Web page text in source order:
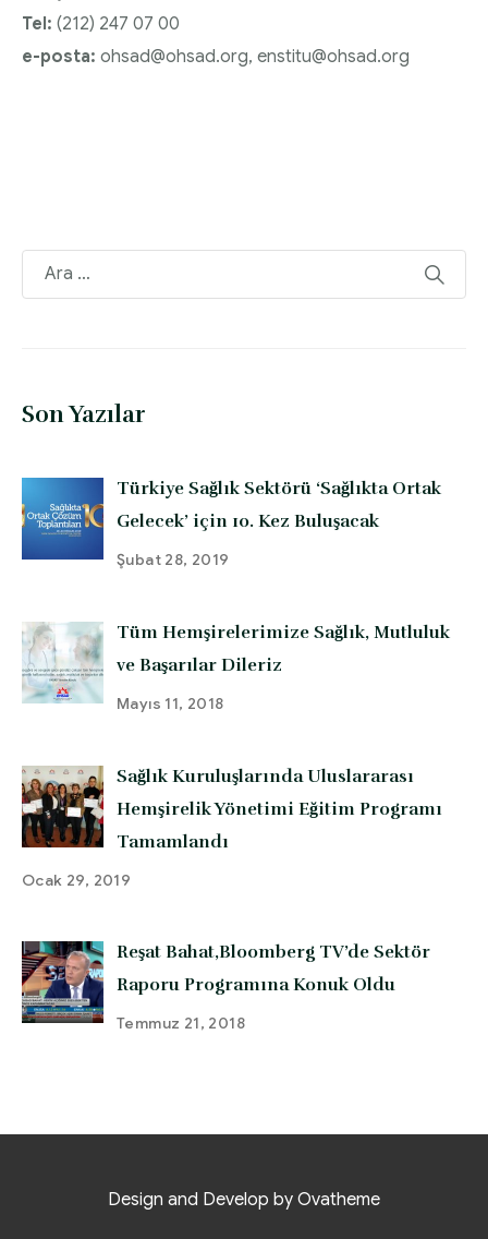
Tel: (212) 247 07 00
e-posta: ohsad@ohsad.org, enstitu@ohsad.org
Son Yazılar
Türkiye Sağlık Sektörü ‘Sağlıkta Ortak
Gelecek’ için 10. Kez Buluşacak
Şubat 28, 2019
Tüm Hemşirelerimize Sağlık, Mutluluk
ve Başarılar Dileriz
Mayıs 11, 2018
Sağlık Kuruluşlarında Uluslararası
Hemşirelik Yönetimi Eğitim Programı
Tamamlandı
Ocak 29, 2019
Reşat Bahat,Bloomberg TV’de Sektör
Raporu Programına Konuk Oldu
Temmuz 21, 2018
Design and Develop by Ovatheme